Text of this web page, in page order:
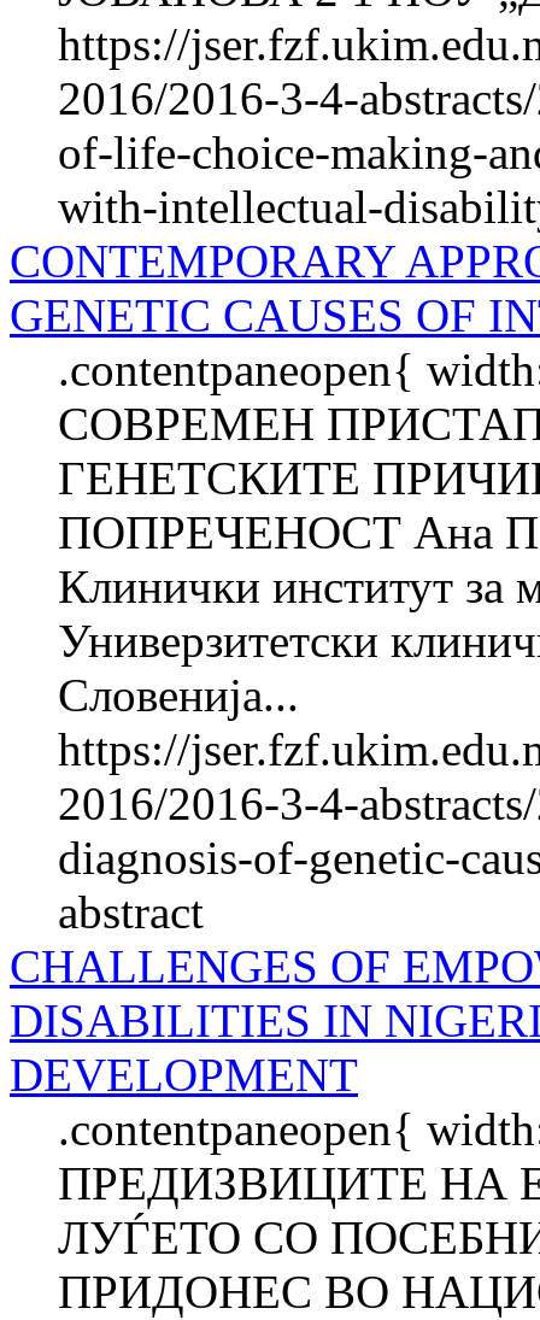
https://
2016/2016-3-4-
of-life-choice-making-
with-intellectual-
CONTEMPORARY
GENETIC CAUSES OF
.contentpaneopen{
СОВРЕМЕН
ГЕНЕТСКИТЕ
ПОПРЕЧЕНОСТ Ана
Клинички институт за
Универзитетски
Словенија...
https://
2016/2016-3-4-
diagnosis-of-genetic-
abstract
CHALLENGES OF
DISABILITIES IN
DEVELOPMENT
.contentpaneopen{
ПРЕДИЗВИЦИТЕ НА
ЛУЃЕТО СО
ПРИДОНЕС ВО